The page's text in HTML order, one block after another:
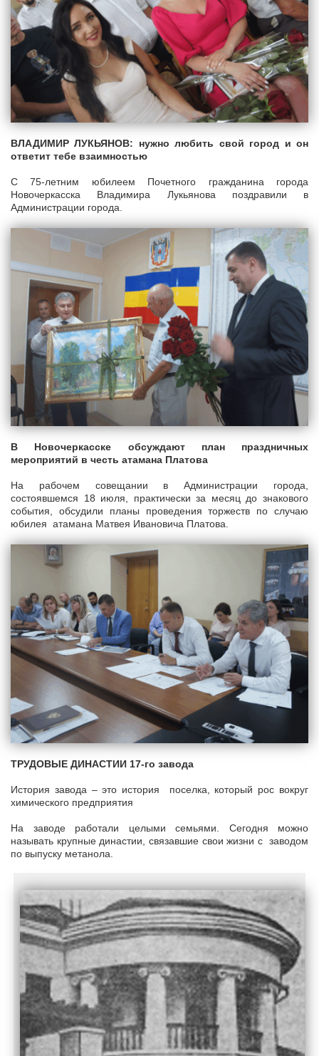
ВЛАДИМИР ЛУКЬЯНОВ: нужно любить свой город и он
ответит тебе взаимностью
С 75-летним юбилеем Почетного гражданина города
Новочеркасска Владимира Лукьянова поздравили в
Администрации города.
В Новочеркасске обсуждают план праздничных
мероприятий в честь атамана Платова
На рабочем совещании в Администрации города,
состоявшемся 18 июля, практически за месяц до знакового
события, обсудили планы проведения торжеств по случаю
юбилея атамана Матвея Ивановича Платова.
ТРУДОВЫЕ ДИНАСТИИ 17-го завода
История завода – это история поселка, который рос вокруг
химического предприятия
На заводе работали целыми семьями. Сегодня можно
называть крупные династии, связавшие свои жизни с заводом
по выпуску метанола.